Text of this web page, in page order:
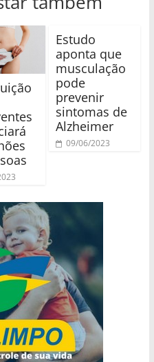
Estudo
aponta que
musculação
pode
prevenir
sintomas de
Alzheimer
09/06/2023